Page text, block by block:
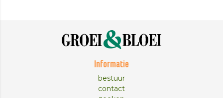
Informatie
bestuur
contact